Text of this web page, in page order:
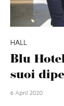
HALL
Blu
suoi
6 April 2020